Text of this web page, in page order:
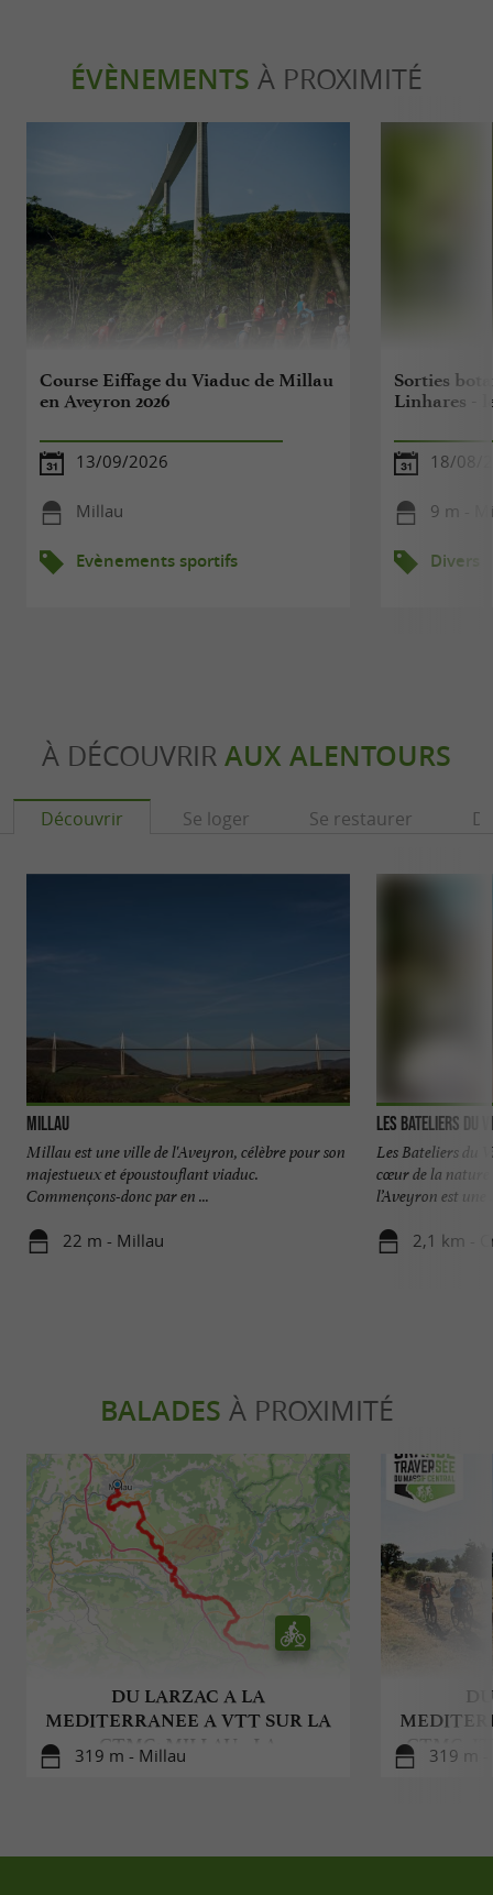
ÉVÈNEMENTS À PROXIMITÉ
Course Eiffage du Viaduc de Millau
en Aveyron 2026
13/09/2026
Millau
Evènements sportifs
Sorties
Linhares -
18/08/
9 m -
Divers
À DÉCOUVRIR AUX ALENTOURS
Découvrir Se loger Se restaurer
Millau
Millau est une ville de l'Aveyron, célèbre pour son
majestueux et époustouflant viaduc.
Commençons-donc par en ...
22 m - Millau
Les Bateliers du
Les Bateliers du
cœur de la nature
l’Aveyron est une
2,1 km -
BALADES À PROXIMITÉ
DU LARZAC A LA
MEDITERRANEE A VTT SUR LA
GTMC: MILLAU - LA
COUVERTOIRADE
319 m - Millau
GTMC:
319 m